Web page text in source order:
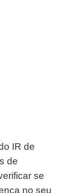
IR de
de
se
no seu